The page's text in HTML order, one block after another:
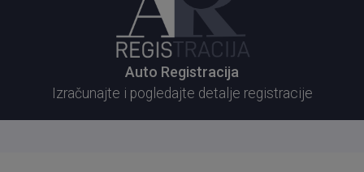
Auto Registracija
Izračunajte i pogledajte detalje registracije